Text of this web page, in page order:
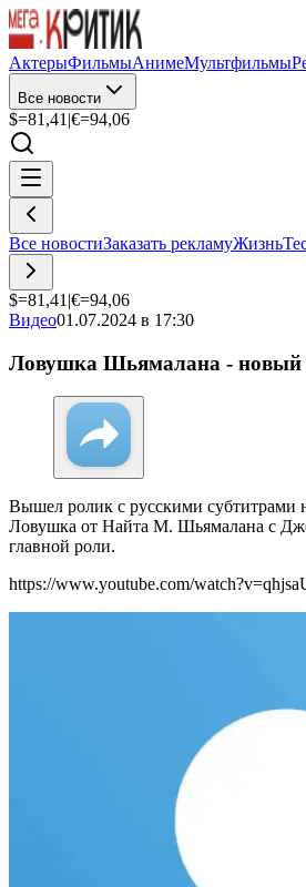
АктерыФильмыАнимеМультфильмы
Все новости
$=81,41 |€=94,06
Все новостиЗаказать рекламуЖизнь
$=81,41 |€=94,06
Видео01.07.2024 в 17:30
Ловушка Шьямалана - новый
Вышел ролик с русскими субтитрами
Ловушка от Найта М. Шьямалана с
главной роли.
https://www.youtube.com/